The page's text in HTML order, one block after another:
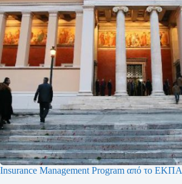
Insurance Management Program από το ΕΚΠΑ